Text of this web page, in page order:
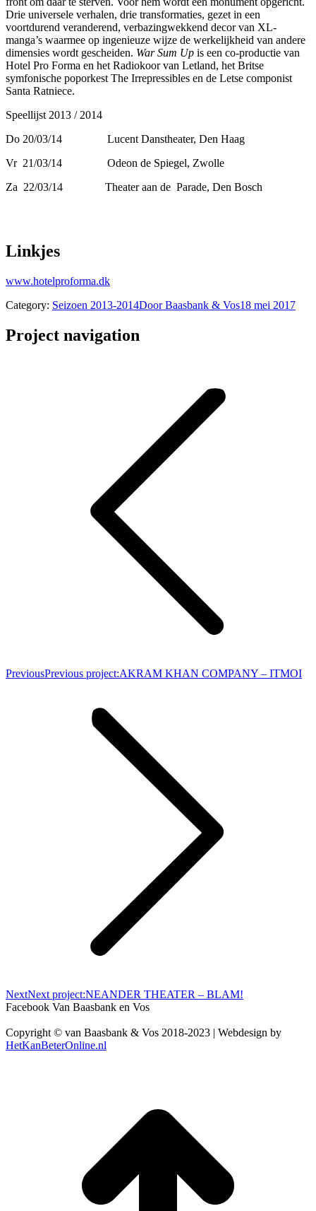
Drie universele verhalen, drie transformaties, gezet in een
voortdurend veranderend, verbazingwekkend decor van XL-
manga’s waarmee op ingenieuze wijze de werkelijkheid van andere
dimensies wordt gescheiden. War Sum Up is een co-productie van
Hotel Pro Forma en het Radiokoor van Letland, het Britse
symfonische poporkest The Irrepressibles en de Letse componist
Santa Ratniece.
Speellijst 2013 / 2014
Do 20/03/14 Lucent Danstheater, Den Haag
Vr 21/03/14 Odeon de Spiegel, Zwolle
Za 22/03/14 Theater aan de Parade, Den Bosch
Linkjes
www.hotelproforma.dk
Category: Seizoen 2013-2014DoorBaasbank & Vos18 mei 2017
Project navigation
PreviousPrevious project:AKRAM KHAN COMPANY – ITMOI
NextNext project:NEANDER THEATER – BLAM!
Facebook Van Baasbank en Vos
Copyright © van Baasbank & Vos 2018-2023 | Webdesign by
HetKanBeterOnline.nl